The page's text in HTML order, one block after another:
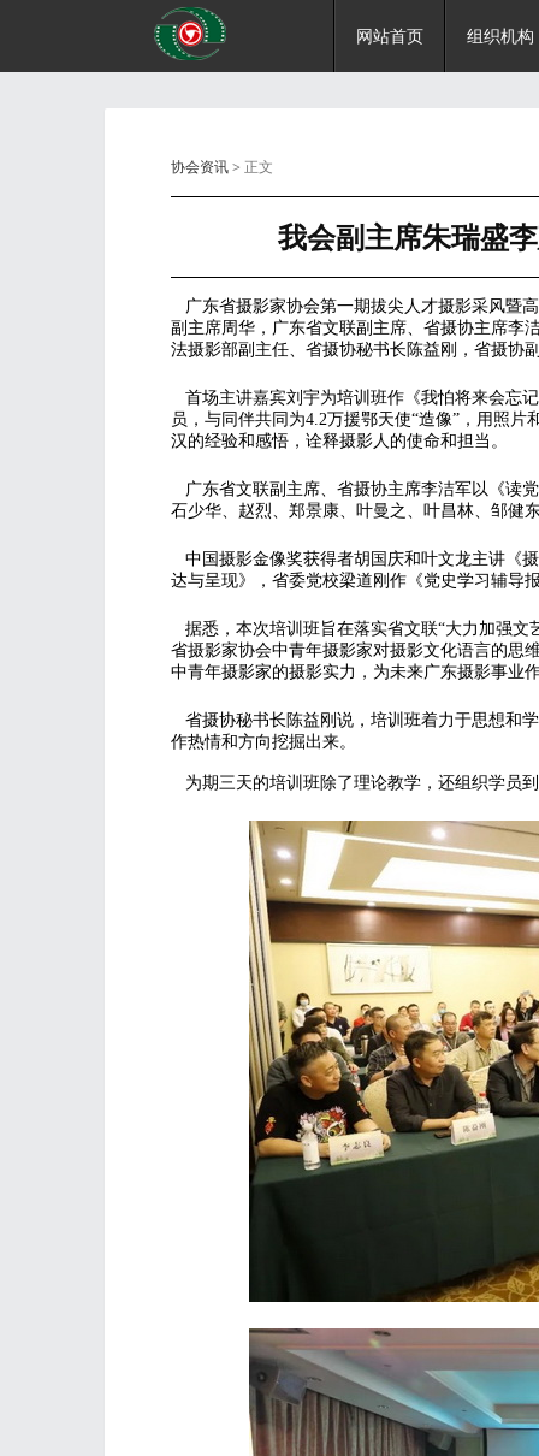
网站首页 组织机构
协会资讯> 正文
我会副主席朱瑞盛
广东省摄影家协会第一期拔尖人才摄影采风暨
副主席周华，广东省文联副主席、省摄协主席李
法摄影部副主任、省摄协秘书长陈益刚，省摄协
首场主讲嘉宾刘宇为培训班作《我怕将来会忘
员，与同伴共同为4.2万援鄂天使“造像”，用照
汉的经验和感悟，诠释摄影人的使命和担当。
广东省文联副主席、省摄协主席李洁军以《
石少华、赵烈、郑景康、叶曼之、叶昌林、邹健
中国摄影金像奖获得者胡国庆和叶文龙主讲《
达与呈现》，省委党校梁道刚作《党史学习辅导
据悉，本次培训班旨在落实省文联“大力加强
省摄影家协会中青年摄影家对摄影文化语言的思
中青年摄影家的摄影实力，为未来广东摄影事业
省摄协秘书长陈益刚说，培训班着力于思想和
作热情和方向挖掘出来。
为期三天的培训班除了理论教学，还组织学员